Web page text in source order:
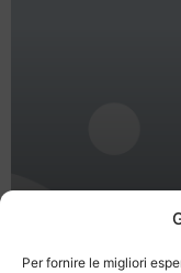
Per fornire le migliori